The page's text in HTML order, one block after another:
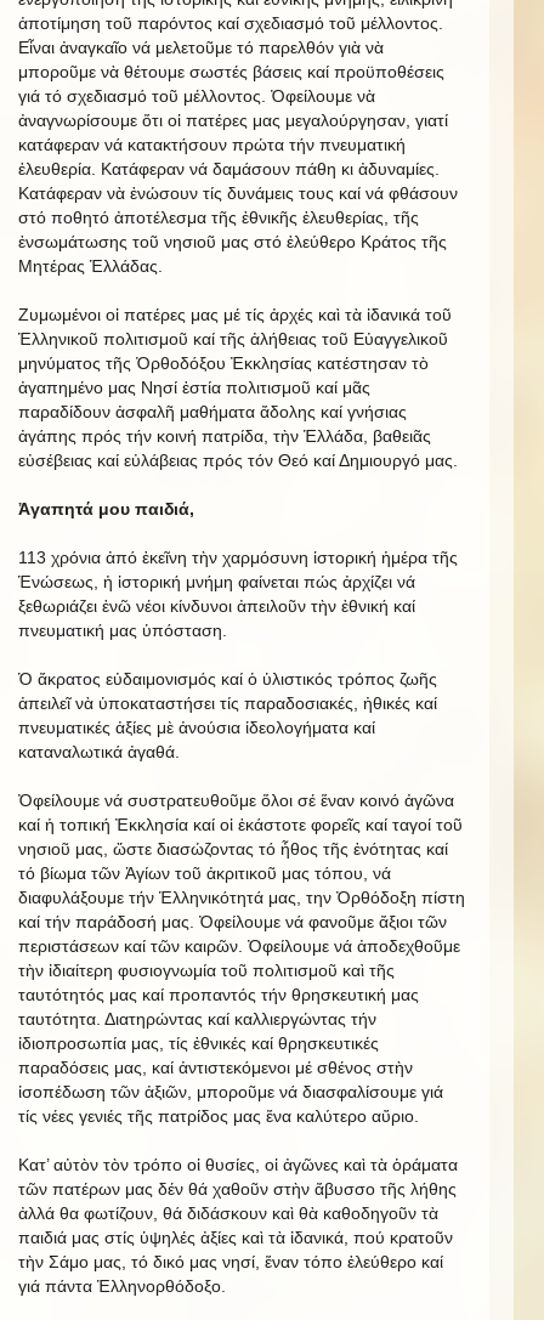
ἀποτίμηση τοῦ παρόντος καί σχεδιασμό τοῦ μέλλοντος.
Εἶναι ἀναγκαῖο νά μελετοῦμε τό παρελθόν γιὰ νὰ
μποροῦμε νὰ θέτουμε σωστές βάσεις καί προϋποθέσεις
γιά τό σχεδιασμό τοῦ μέλλοντος. Ὀφείλουμε νὰ
ἀναγνωρίσουμε ὅτι οἱ πατέρες μας μεγαλούργησαν, γιατί
κατάφεραν νά κατακτήσουν πρώτα τήν πνευματική
ἐλευθερία. Κατάφεραν νά δαμάσουν πάθη κι ἀδυναμίες.
Κατάφεραν νὰ ἑνώσουν τίς δυνάμεις τους καί νά φθάσουν
στό ποθητό ἀποτέλεσμα τῆς ἐθνικῆς ἐλευθερίας, τῆς
ἐνσωμάτωσης τοῦ νησιοῦ μας στό ἐλεύθερο Κράτος τῆς
Μητέρας Ἑλλάδας.
Ζυμωμένοι οἱ πατέρες μας μέ τίς ἀρχές καὶ τὰ ἰδανικά τοῦ
Ἑλληνικοῦ πολιτισμοῦ καί τῆς ἀλήθειας τοῦ Εὐαγγελικοῦ
μηνύματος τῆς Ὀρθοδόξου Ἐκκλησίας κατέστησαν τὸ
ἀγαπημένο μας Νησί ἑστία πολιτισμοῦ καί μᾶς
παραδίδουν ἀσφαλῆ μαθήματα ἄδολης καί γνήσιας
ἀγάπης πρός τήν κοινή πατρίδα, τὴν Ἑλλάδα, βαθειᾶς
εὐσέβειας καί εὐλάβειας πρός τόν Θεό καί Δημιουργό μας.
Ἀγαπητά μου παιδιά,
113 χρόνια ἀπό ἐκεῖνη τὴν χαρμόσυνη ἱστορική ἡμέρα τῆς
Ἑνώσεως, ἡ ἱστορική μνήμη φαίνεται πώς ἀρχίζει νά
ξεθωριάζει ἐνῶ νέοι κίνδυνοι ἀπειλοῦν τὴν ἐθνική καί
πνευματική μας ὑπόσταση.
Ὁ ἄκρατος εὐδαιμονισμός καί ὁ ὑλιστικός τρόπος ζωῆς
ἀπειλεῖ νὰ ὑποκαταστήσει τίς παραδοσιακές, ἠθικές καί
πνευματικές ἀξίες μὲ ἀνούσια ἰδεολογήματα καί
καταναλωτικά ἀγαθά.
Ὀφείλουμε νά συστρατευθοῦμε ὅλοι σέ ἕναν κοινό ἀγῶνα
καί ἡ τοπική Ἐκκλησία καί οἱ ἑκάστοτε φορεῖς καί ταγοί τοῦ
νησιοῦ μας, ὥστε διασώζοντας τό ἦθος τῆς ἑνότητας καί
τό βίωμα τῶν Ἁγίων τοῦ ἀκριτικοῦ μας τόπου, νά
διαφυλάξουμε τήν Ἑλληνικότητά μας, την Ὀρθόδοξη πίστη
καί τήν παράδοσή μας. Ὀφείλουμε νά φανοῦμε ἄξιοι τῶν
περιστάσεων καί τῶν καιρῶν. Ὀφείλουμε νά ἀποδεχθοῦμε
τὴν ἰδιαίτερη φυσιογνωμία τοῦ πολιτισμοῦ καὶ τῆς
ταυτότητός μας καί προπαντός τήν θρησκευτική μας
ταυτότητα. Διατηρώντας καί καλλιεργώντας τήν
ἰδιοπροσωπία μας, τίς ἐθνικές καί θρησκευτικές
παραδόσεις μας, καί ἀντιστεκόμενοι μέ σθένος στὴν
ἰσοπέδωση τῶν ἀξιῶν, μποροῦμε νά διασφαλίσουμε γιά
τίς νέες γενιές τῆς πατρίδος μας ἕνα καλύτερο αὔριο.
Κατ’ αὐτὸν τὸν τρόπο οἱ θυσίες, οἱ ἀγῶνες καὶ τὰ ὁράματα
τῶν πατέρων μας δέν θά χαθοῦν στὴν ἄβυσσο τῆς λήθης
ἀλλά θα φωτίζουν, θά διδάσκουν καὶ θὰ καθοδηγοῦν τὰ
παιδιά μας στίς ὑψηλές ἀξίες καὶ τὰ ἰδανικά, πού κρατοῦν
τὴν Σάμο μας, τό δικό μας νησί, ἕναν τόπο ἐλεύθερο καί
γιά πάντα Ἑλληνορθόδοξο.